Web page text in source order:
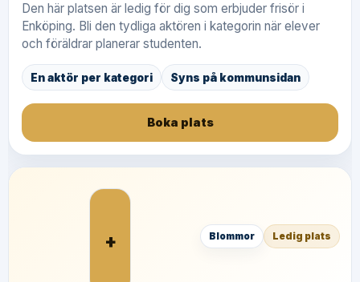
Den här platsen är ledig för dig som erbjuder frisör i
Enköping. Bli den tydliga aktören i kategorin när elever
och föräldrar planerar studenten.
En aktör per kategori Syns på kommunsidan
Boka plats
+ Blommor Ledig plats